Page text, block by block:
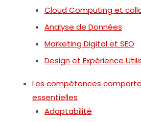
Cloud Computing et
Analyse de Données
Marketing Digital et SEO
Design et Expérience
Les compétences
essentielles
Adaptabilité